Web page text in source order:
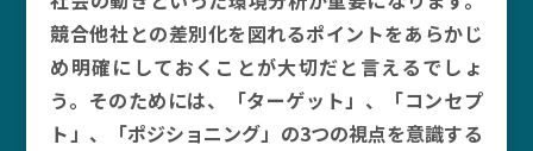
競合他社との差別化を図れるポイントをあらかじ
め明確にしておくことが大切だと言えるでしょ
う。そのためには、「ターゲット」、「コンセプ
ト」、「ポジショニング」の3つの視点を意識する